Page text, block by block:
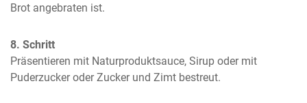
Brot angebraten ist.
8. Schritt
Präsentieren mit Naturproduktsauce, Sirup oder mit
Puderzucker oder Zucker und Zimt bestreut.